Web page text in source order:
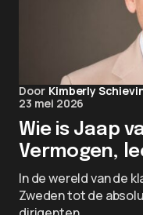
Door Kimberly
23 mei 2026
Wie is Jaap
Vermogen,
In de wereld van de
Zweden tot de